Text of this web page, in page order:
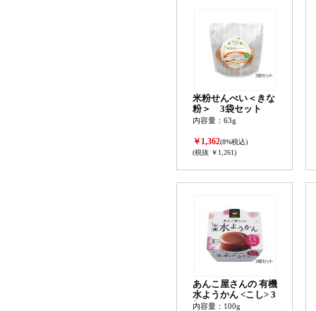
米粉せんべい＜きな
粉＞ 3袋セット
内容量：63g
￥1,362(8%税込)
(税抜 ￥1,261)
あんこ屋さんの 有機
水ようかん <こし> 3
個セット
内容量：100g